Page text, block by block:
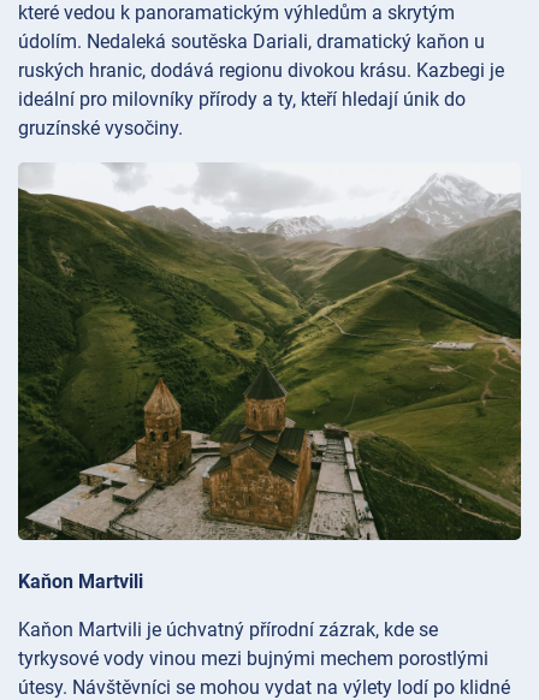
které vedou k panoramatickým výhledům a skrytým
údolím. Nedaleká soutěska Dariali, dramatický kaňon u
ruských hranic, dodává regionu divokou krásu. Kazbegi je
ideální pro milovníky přírody a ty, kteří hledají únik do
gruzínské vysočiny.
Kaňon Martvili
Kaňon Martvili je úchvatný přírodní zázrak, kde se
tyrkysové vody vinou mezi bujnými mechem porostlými
útesy. Návštěvníci se mohou vydat na výlety lodí po klidné